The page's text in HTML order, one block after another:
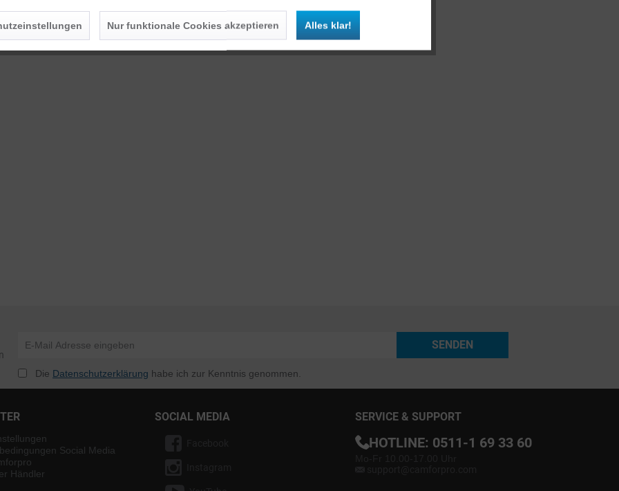
SENDEN
Die Datenschutzerklärung habe ich zur Kenntnis genommen.
Social Media
Händler
SOCIAL MEDIA SERVICE & SUPPORT
HOTLINE: 0511-1 69 33 60
Inaktiv
Nur funktionale Cookies akzeptieren Alles klar!